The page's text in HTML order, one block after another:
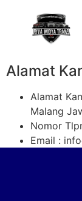
Alamat
Alamat
Malang
Nomor
Email :